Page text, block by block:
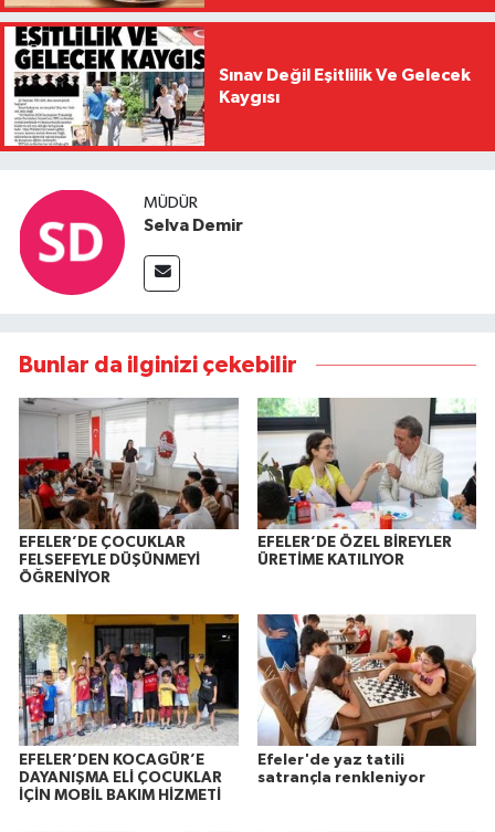
Sınav Değil Eşitlilik Ve Gelecek
Kaygısı
MÜDÜR
Selva Demir
Bunlar da ilginizi çekebilir
EFELER’DE ÇOCUKLAR
FELSEFEYLE DÜŞÜNMEYİ
ÖĞRENİYOR
EFELER’DE ÖZEL BİREYLER
ÜRETİME KATILIYOR
EFELER’DEN KOCAGÜR’E
DAYANIŞMA ELİ ÇOCUKLAR
İÇİN MOBİL BAKIM HİZMETİ
Efeler'de yaz tatili
satrançla renkleniyor